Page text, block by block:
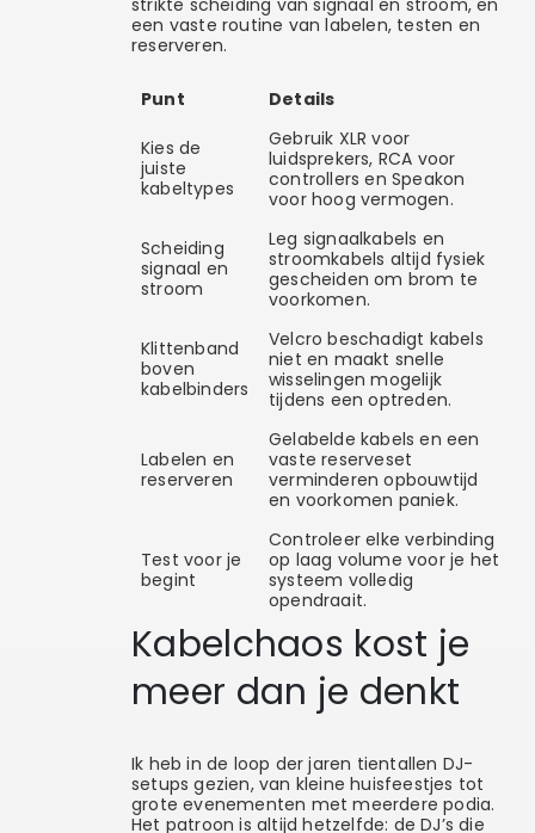
strikte scheiding van signaal en stroom, en
een vaste routine van labelen, testen en
reserveren.
Punt Details
Kies de
juiste
kabeltypes
Gebruik XLR voor
luidsprekers, RCA voor
controllers en Speakon
voor hoog vermogen.
Scheiding
signaal en
stroom
Leg signaalkabels en
stroomkabels altijd fysiek
gescheiden om brom te
voorkomen.
Klittenband
boven
kabelbinders
Velcro beschadigt kabels
niet en maakt snelle
wisselingen mogelijk
tijdens een optreden.
Labelen en
reserveren
Gelabelde kabels en een
vaste reserveset
verminderen opbouwtijd
en voorkomen paniek.
Test voor je
begint
Controleer elke verbinding
op laag volume voor je het
systeem volledig
opendraait.
Kabelchaos kost je
meer dan je denkt
Ik heb in de loop der jaren tientallen DJ-
setups gezien, van kleine huisfeestjes tot
grote evenementen met meerdere podia.
Het patroon is altijd hetzelfde: de DJ’s die